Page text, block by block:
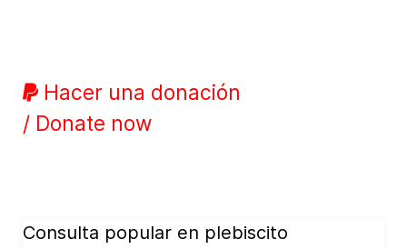
Hacer una donación
/ Donate now
Consulta popular en plebiscito